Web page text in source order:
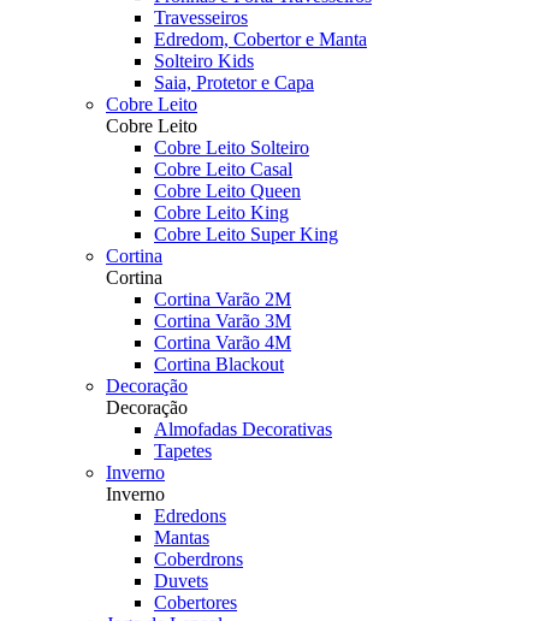
Travesseiros
Edredom, Cobertor e Manta
Solteiro Kids
Saia, Protetor e Capa
Cobre Leito
Cobre Leito
Cobre Leito Solteiro
Cobre Leito Casal
Cobre Leito Queen
Cobre Leito King
Cobre Leito Super King
Cortina
Cortina
Cortina Varão 2M
Cortina Varão 3M
Cortina Varão 4M
Cortina Blackout
Decoração
Decoração
Almofadas Decorativas
Tapetes
Inverno
Inverno
Edredons
Mantas
Coberdrons
Duvets
Cobertores